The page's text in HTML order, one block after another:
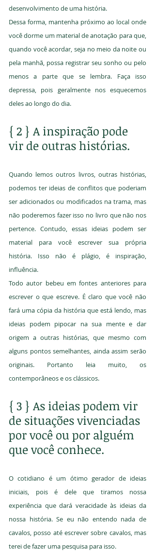
desenvolvimento de uma história.
Dessa forma, mantenha próximo ao local onde
você dorme um material de anotação para que,
quando você acordar, seja no meio da noite ou
pela manhã, possa registrar seu sonho ou pelo
menos a parte que se lembra. Faça isso
depressa, pois geralmente nos esquecemos
deles ao longo do dia.
{ 2 } A inspiração pode
vir de outras histórias.
Quando lemos outros livros, outras histórias,
podemos ter ideias de conflitos que poderiam
ser adicionados ou modificados na trama, mas
não poderemos fazer isso no livro que não nos
pertence. Contudo, essas ideias podem ser
material para você escrever sua própria
história. Isso não é plágio, é inspiração,
influência.
Todo autor bebeu em fontes anteriores para
escrever o que escreve. É claro que você não
fará uma cópia da história que está lendo, mas
ideias podem pipocar na sua mente e dar
origem a outras histórias, que mesmo com
alguns pontos semelhantes, ainda assim serão
originais. Portanto leia muito, os
contemporâneos e os clássicos.
{ 3 } As ideias podem vir
de situações vivenciadas
por você ou por alguém
que você conhece.
O cotidiano é um ótimo gerador de ideias
iniciais, pois é dele que tiramos nossa
experiência que dará veracidade às ideias da
nossa história. Se eu não entendo nada de
cavalos, posso até escrever sobre cavalos, mas
terei de fazer uma pesquisa para isso.